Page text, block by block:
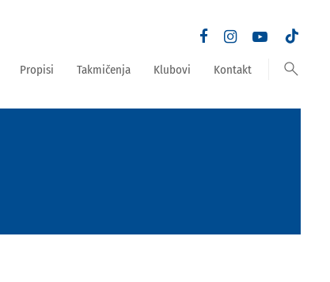
Propisi Takmičenja Klubovi Kontakt search